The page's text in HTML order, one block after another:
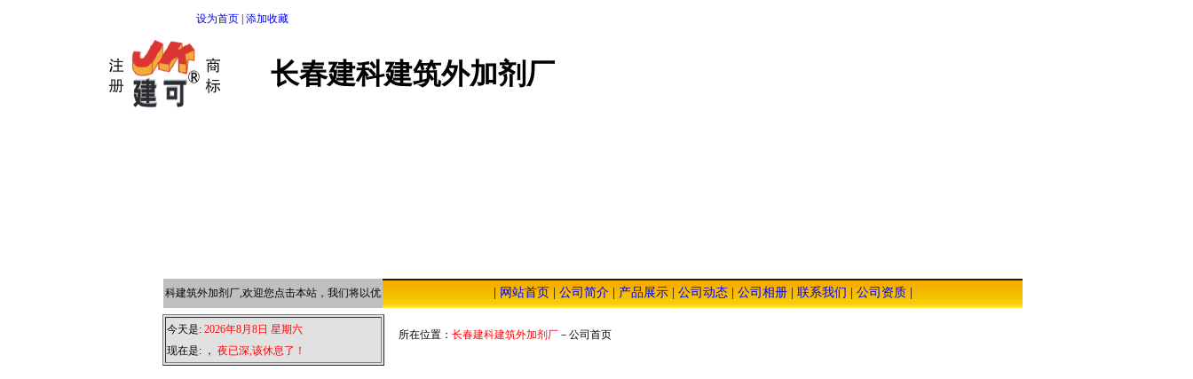
设为首页 添加收藏
长春建科建筑外加剂厂,欢迎您点击本站，我们将以优质的服务，低廉的价格，恭迎您的光临！
网站首页| 公司简介| 产品展示| 公司动态| 公司相册| 联系我们 公司资质|
长春建科建筑外加剂厂
今天是: 2026年8月8日 星期六
现在是: ， 夜已深,该休息了！
所在位置： 长春建科建筑外加剂厂 －公司首页